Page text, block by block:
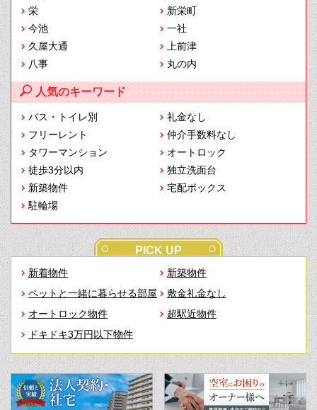
栄
新栄町
今池
一社
久屋大通
上前津
八事
丸の内
人気のキーワード
バス・トイレ別
礼金なし
フリーレント
仲介手数料なし
タワーマンション
オートロック
徒歩3分以内
独立洗面台
新築物件
宅配ボックス
駐輪場
PICK UP
新着物件
新築物件
ペットと一緒に暮らせる部屋
敷金礼金なし
オートロック物件
超駅近物件
ドキドキ3万円以下物件